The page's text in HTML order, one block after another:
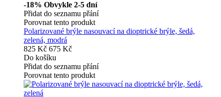
-18% Obvykle 2-5 dní
Přidat do seznamu přání
Porovnat tento produkt
Polarizované brýle nasouvací na dioptrické brýle, šedá,
zelená, modrá
825 Kč 675 Kč
Do košíku
Přidat do seznamu přání
Porovnat tento produkt